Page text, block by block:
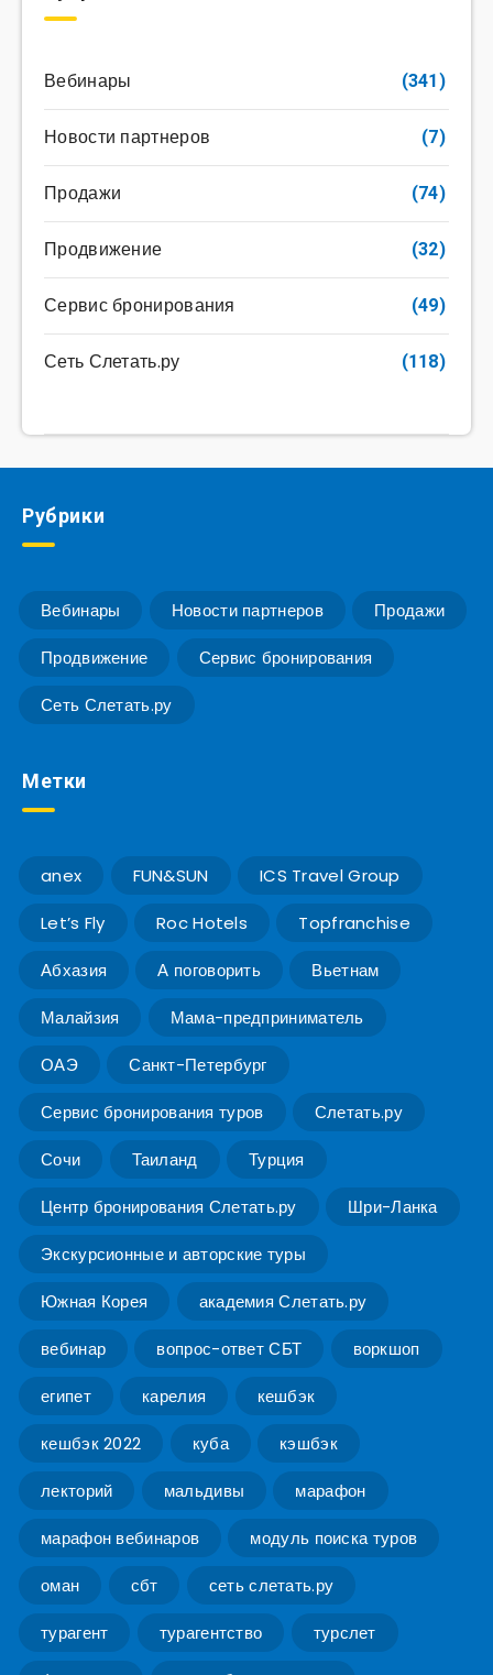
Вебинары (341)
Новости партнеров (7)
Продажи (74)
Продвижение (32)
Сервис бронирования (49)
Сеть Слетать.ру (118)
Рубрики
Вебинары Новости партнеров Продажи
Продвижение Сервис бронирования
Сеть Слетать.ру
Метки
anex FUN&SUN ICS Travel Group
Let’s Fly Roc Hotels Topfranchise
Абхазия А поговорить Вьетнам
Малайзия Мама-предприниматель
ОАЭ Санкт-Петербург
Сервис бронирования туров Слетать.ру
Сочи Таиланд Турция
Центр бронирования Слетать.ру Шри-Ланка
Экскурсионные и авторские туры
Южная Корея академия Слетать.ру
вебинар вопрос-ответ СБТ воркшоп
египет карелия кешбэк
кешбэк 2022 куба кэшбэк
лекторий мальдивы марафон
марафон вебинаров модуль поиска туров
оман сбт сеть слетать.ру
турагент турагентство турслет